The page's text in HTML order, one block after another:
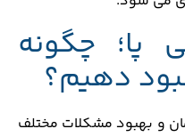
پا؛ چگونه
دهیم؟
و بهبود مشکلات مختلف